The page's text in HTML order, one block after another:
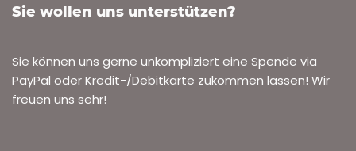
VONROLF HENN
4. AUGUST 2024
ARCHIV VERMISSTE TIERE